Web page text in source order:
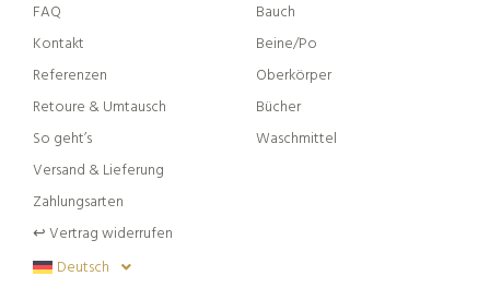
FAQ
Kontakt
Referenzen
Retoure & Umtausch
So geht’s
Versand & Lieferung
Zahlungsarten
↩︎ Vertrag widerrufen
Deutsch
Bauch
Beine/Po
Oberkörper
Bücher
Waschmittel